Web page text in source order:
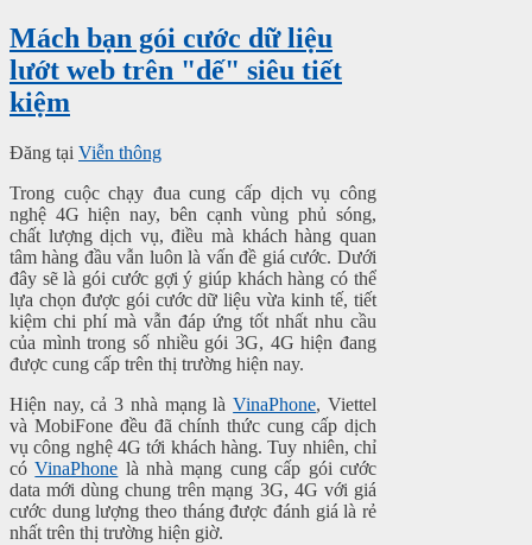
Mách bạn gói cước dữ liệu
lướt web trên "dế" siêu tiết
kiệm
Đăng tại Viễn thông
Trong cuộc chạy đua cung cấp dịch vụ công
nghệ 4G hiện nay, bên cạnh vùng phủ sóng,
chất lượng dịch vụ, điều mà khách hàng quan
tâm hàng đầu vẫn luôn là vấn đề giá cước. Dưới
đây sẽ là gói cước gợi ý giúp khách hàng có thể
lựa chọn được gói cước dữ liệu vừa kinh tế, tiết
kiệm chi phí mà vẫn đáp ứng tốt nhất nhu cầu
của mình trong số nhiều gói 3G, 4G hiện đang
được cung cấp trên thị trường hiện nay.
Hiện nay, cả 3 nhà mạng làVinaPhone, Viettel
và MobiFone đều đã chính thức cung cấp dịch
vụ công nghệ 4G tới khách hàng. Tuy nhiên, chỉ
cóVinaPhone là nhà mạng cung cấp gói cước
data mới dùng chung trên mạng 3G, 4G với giá
cước dung lượng theo tháng được đánh giá là rẻ
nhất trên thị trường hiện giờ.